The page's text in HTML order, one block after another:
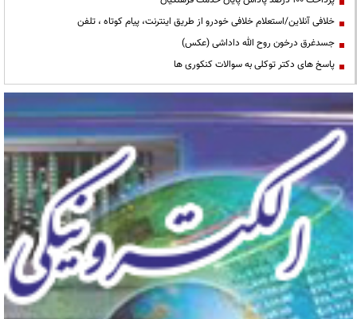
خلافی آنلاین/استعلام خلافی خودرو از طریق اینترنت، پیام کوتاه ، تلفن
جسدغرق درخون روح الله داداشی (عکس)
پاسخ های دکتر توکلی به سوالات کنکوری ها